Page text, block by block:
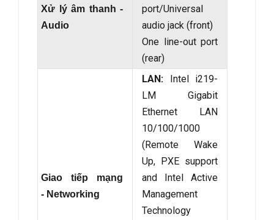
Xử lý âm thanh -
Audio
port/Universal
audio jack (front)
One line-out port
(rear)
Giao tiếp mạng
- Networking
LAN: Intel i219-
LM Gigabit
Ethernet LAN
10/100/1000
(Remote Wake
Up, PXE support
and Intel Active
Management
Technology